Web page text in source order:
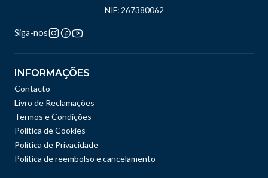
NIF: 267380062
Siga-nos
INFORMAÇÕES
Contacto
Livro de Reclamações
Termos e Condições
Política de Cookies
Política de Privacidade
Politica de reembolso e cancelamento